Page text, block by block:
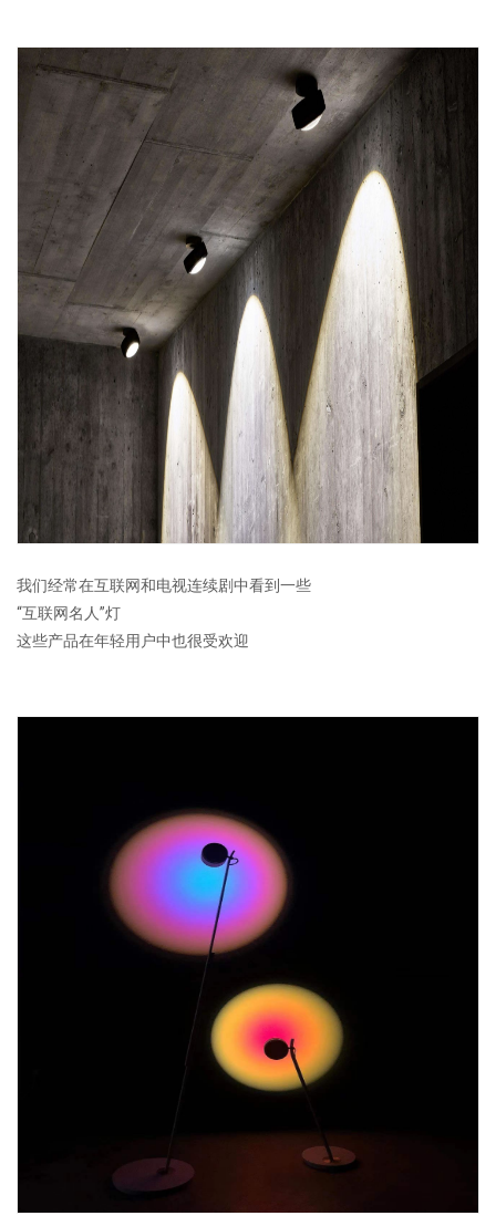
我们经常在互联网和电视连续剧中看到一些
“互联网名人”灯
这些产品在年轻用户中也很受欢迎